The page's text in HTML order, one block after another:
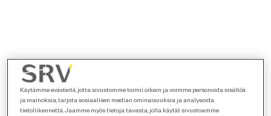
Käytämme evästeitä, jotta sivustomme toimii oikein ja voimme personoida sisältöä
ja mainoksia, tarjota sosiaalisen median ominaisuuksia ja analysoida
tietoliikennettä. Jaamme myös tietoja tavasta, jolla käytät sivustoamme